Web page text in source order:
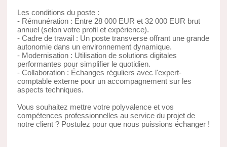
Les conditions du poste :
- Rémunération : Entre 28 000 EUR et 32 000 EUR brut
annuel (selon votre profil et expérience).
- Cadre de travail : Un poste transverse offrant une grande
autonomie dans un environnement dynamique.
- Modernisation : Utilisation de solutions digitales
performantes pour simplifier le quotidien.
- Collaboration : Échanges réguliers avec l'expert-
comptable externe pour un accompagnement sur les
aspects techniques.
Vous souhaitez mettre votre polyvalence et vos
compétences professionnelles au service du projet de
notre client ? Postulez pour que nous puissions échanger !